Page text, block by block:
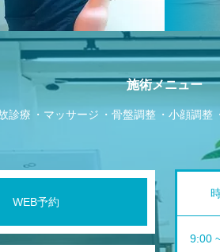
施術メニュー
診療 マッサージ 骨盤調整 小顔調整
WEB予約
9:00